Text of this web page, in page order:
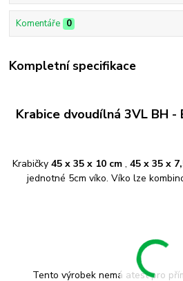
Komentáře 0
Kompletní specifikace
Krabice dvoudílná 3VL BH
Krabičky 45 x 35 x 10 cm, 45 x 35 x
jednotné 5cm víko. Víko lze
Tento výrobek nemá atest pro